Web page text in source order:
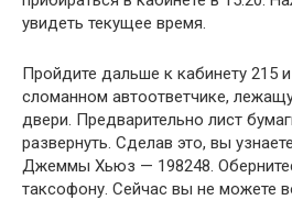
увидеть текущее время.
Пройдите дальше к кабинету 215
сломанном автоответчике,
двери. Предварительно лист
развернуть. Сделав это, вы
Джеммы Хьюз — 198248.
таксофону. Сейчас вы не можете